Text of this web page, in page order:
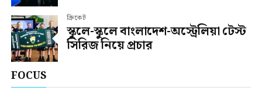
ক্রিকেট
স্কুলে-স্কুলে বাংলাদেশ-অস্ট্রেলিয়া টেস্ট
সিরিজ নিয়ে প্রচার
FOCUS